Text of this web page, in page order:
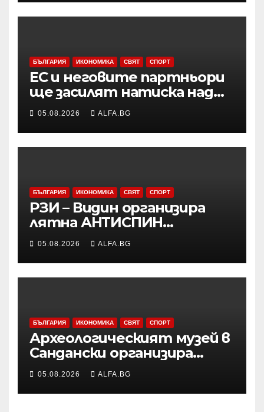
БЪЛГАРИЯ ИКОНОМИКА СВЯТ СПОРТ
ЕС и неговите партньори
ще засилят натиска над
Русия чрез санкции и ще
продължат да подкрепят
Украйна във военно
отношение, подчерта
05.08.2026 ALFA.BG
БЪЛГАРИЯ ИКОНОМИКА СВЯТ СПОРТ
РЗИ – Видин организира
лятна АНТИСПИН
кампания с безплатни и
анонимни изследвания
05.08.2026 ALFA.BG
БЪЛГАРИЯ ИКОНОМИКА СВЯТ СПОРТ
Археологическият музей в
Сандански организира
лятна школа за деца
05.08.2026 ALFA.BG